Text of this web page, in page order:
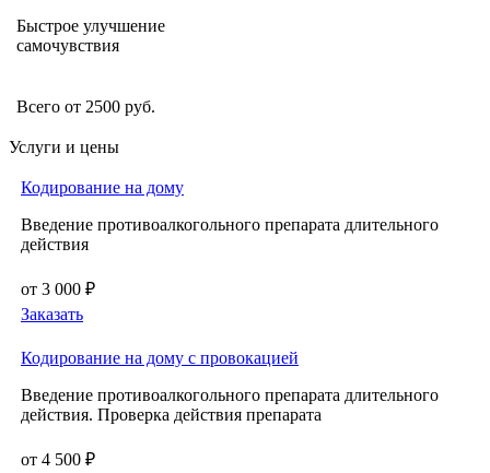
Быстрое улучшение
самочувствия
Всего от 2500 руб.
Услуги и цены
Кодирование на дому
Введение противоалкогольного препарата длительного
действия
от 3 000 ₽
Заказать
Кодирование на дому с провокацией
Введение противоалкогольного препарата длительного
действия. Проверка действия препарата
от 4 500 ₽